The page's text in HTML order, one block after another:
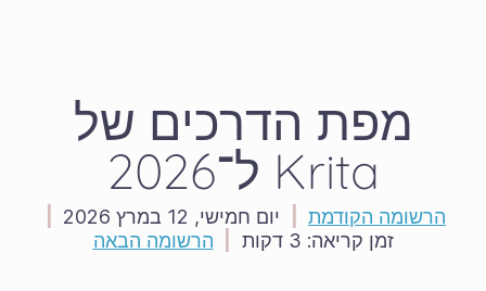
מפת הדרכים של
Krita ל־2026
הרשומה הקודמת יום חמישי, 12 במרץ 2026
זמן קריאה:
הרשומה הבאה